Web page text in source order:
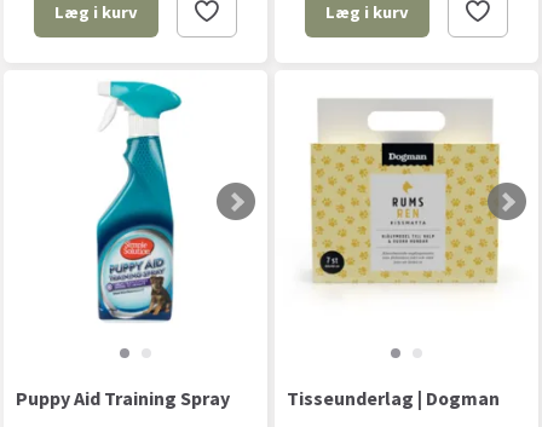
Læg i kurv Læg i kurv
Puppy Aid Training Spray Tisseunderlag | Dogman